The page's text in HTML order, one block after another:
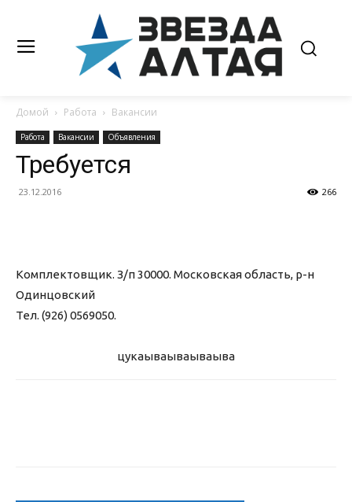
Домой Работа Вакансии
Работа Вакансии Объявления
Требуется
23.12.2016 266
Комплектовщик. З/п 30000. Московская область, р-н
Одинцовский
Тел. (926) 0569050.
цукаываываываыва